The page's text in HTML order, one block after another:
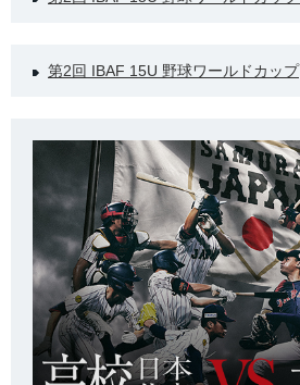
第2回 IBAF 15U 野球ワールドカップ